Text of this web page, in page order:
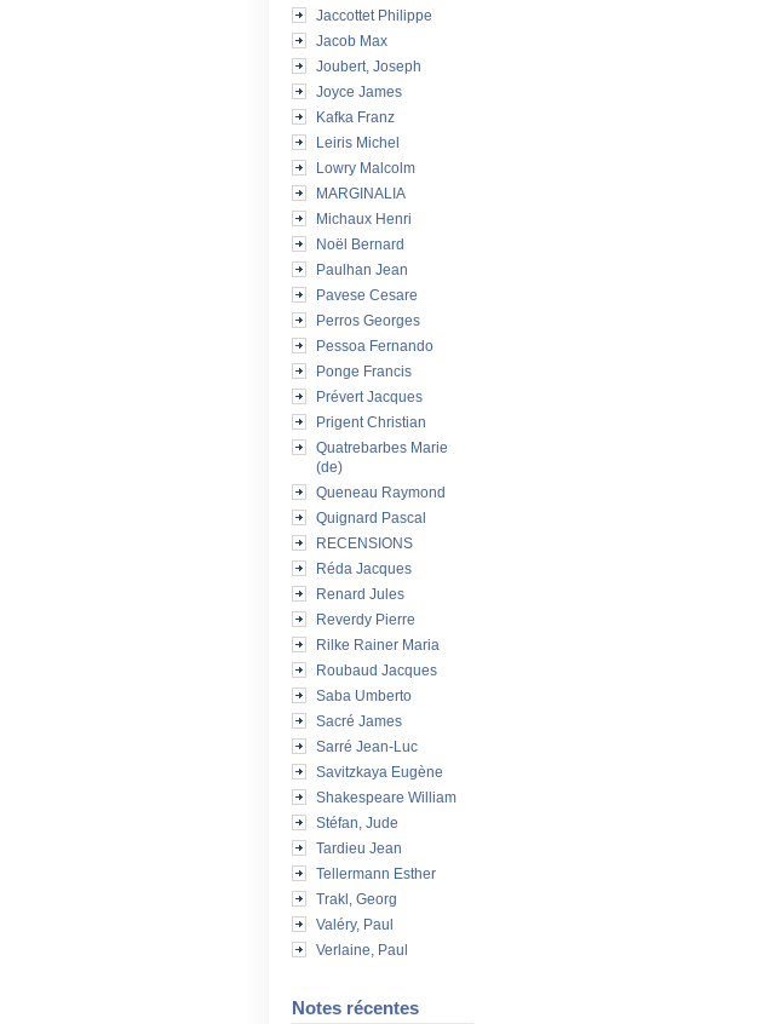
Jaccottet Philippe
Jacob Max
Joubert, Joseph
Joyce James
Kafka Franz
Leiris Michel
Lowry Malcolm
MARGINALIA
Michaux Henri
Noël Bernard
Paulhan Jean
Pavese Cesare
Perros Georges
Pessoa Fernando
Ponge Francis
Prévert Jacques
Prigent Christian
Quatrebarbes Marie
(de)
Queneau Raymond
Quignard Pascal
RECENSIONS
Réda Jacques
Renard Jules
Reverdy Pierre
Rilke Rainer Maria
Roubaud Jacques
Saba Umberto
Sacré James
Sarré Jean-Luc
Savitzkaya Eugène
Shakespeare William
Stéfan, Jude
Tardieu Jean
Tellermann Esther
Trakl, Georg
Valéry, Paul
Verlaine, Paul
Notes récentes